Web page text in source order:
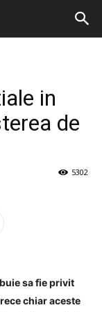
in
de
5302
sa fie privit
chiar aceste